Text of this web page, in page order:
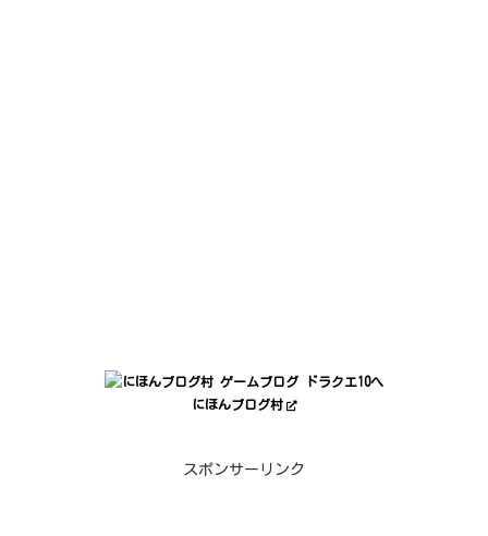
にほんブログ村
スポンサーリンク